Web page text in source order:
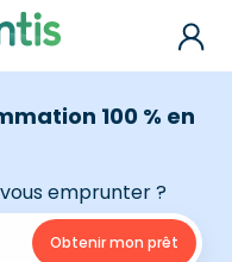
100 % en
emprunter ?